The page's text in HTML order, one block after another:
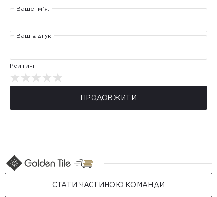
Ваше ім’я:
Ваш відгук
Рейтинг
ПРОДОВЖИТИ
СТАТИ ЧАСТИНОЮ КОМАНДИ